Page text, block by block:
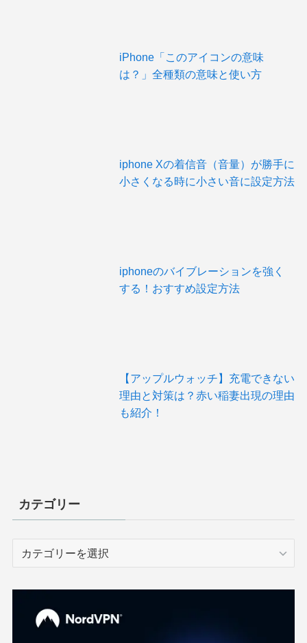
iPhone「このアイコンの意味
は？」全種類の意味と使い方
iphone Xの着信音（音量）が勝手に
小さくなる時に小さい音に設定方法
iphoneのバイブレーションを強く
する！おすすめ設定方法
【アップルウォッチ】充電できない
理由と対策は？赤い稲妻出現の理由
も紹介！
カテゴリー